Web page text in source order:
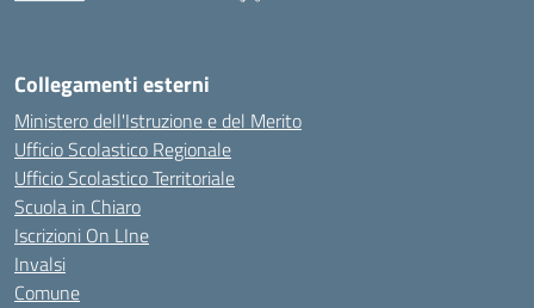
Collegamenti esterni
Ministero dell'Istruzione e del Merito
Ufficio Scolastico Regionale
Ufficio Scolastico Territoriale
Scuola in Chiaro
Iscrizioni On LIne
Invalsi
Comune